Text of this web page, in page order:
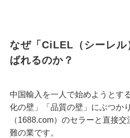
なぜ「CiLEL（シーレル
ばれるのか？
中国輸入を一人で始めようとす
化の壁」「品質の壁」にぶつか
（1688.com）のセラーと直接
難の業です。